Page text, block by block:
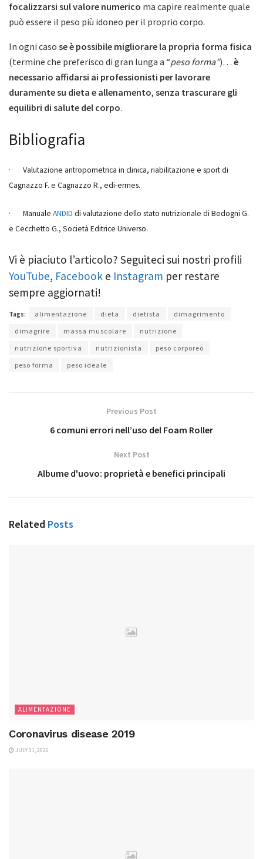
focalizzarsi sul valore numerico ma capire realmente quale
può essere il peso più idoneo per il proprio corpo.
In ogni caso se è possibile migliorare la propria forma fisica
(termine che preferisco di gran lunga a “peso forma”)… è
necessario affidarsi ai professionisti per lavorare
duramente su dieta e allenamento, senza trascurare gli
equilibri di salute del corpo.
Bibliografia
· Valutazione antropometrica in clinica, riabilitazione e sport di
Cagnazzo F. e Cagnazzo R., edi-ermes.
· Manuale ANDID di valutazione dello stato nutrizionale di Bedogni G.
e Cecchetto G., Società Editrice Universo.
Vi è piaciuto l’articolo? Seguiteci sui nostri profili
YouTube, Facebook e Instagram per restare
sempre aggiornati!
Tags: alimentazione dieta dietista
dimagrimento
dimagrire
massa muscolare
nutrizione
nutrizione sportiva
nutrizionista
peso corporeo
peso forma
peso ideale
Previous Post
6 comuni errori nell’uso del Foam Roller
Next Post
Albume d'uovo: proprietà e benefici principali
Related Posts
ALIMENTAZIONE
Coronavirus disease 2019
JULY 31, 2026